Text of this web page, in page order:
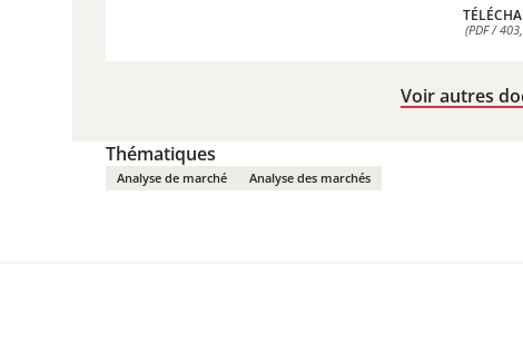
(PDF /
Voir autres
Thématiques
Analyse de marché Analyse des marchés